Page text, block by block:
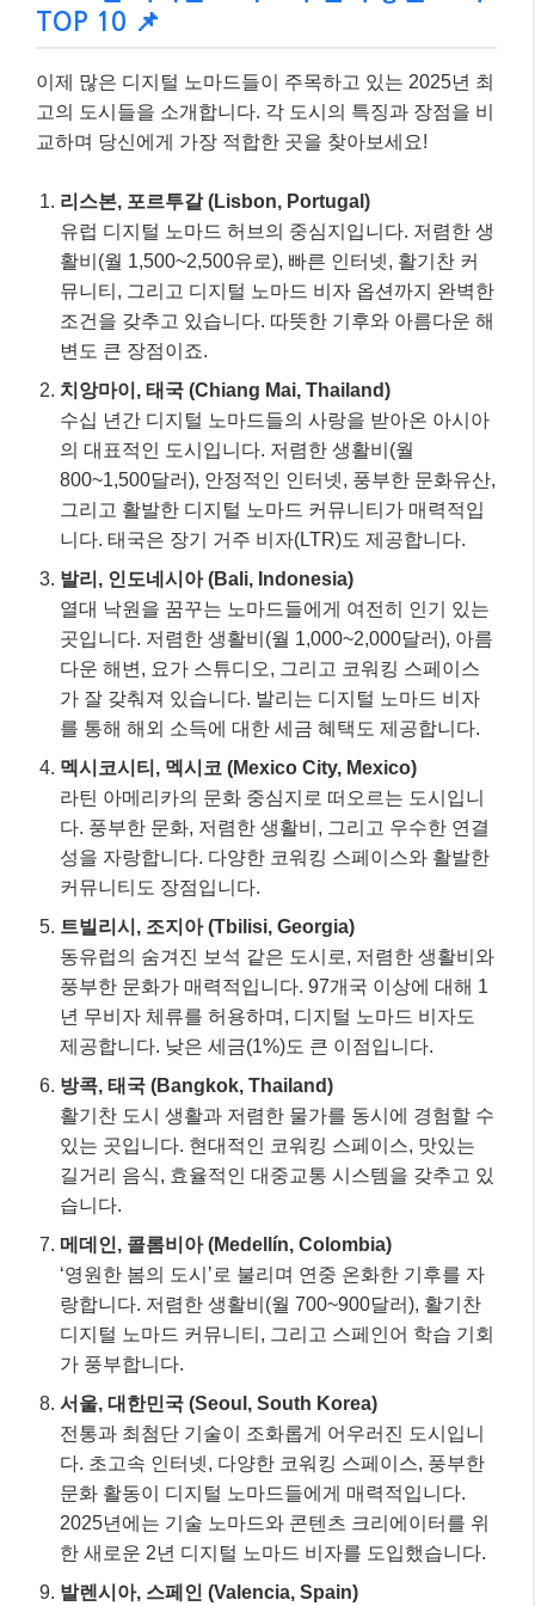
TOP 10 📌
이제 많은 디지털 노마드들이 주목하고 있는 2025년 최
고의 도시들을 소개합니다. 각 도시의 특징과 장점을 비
교하며 당신에게 가장 적합한 곳을 찾아보세요!
리스본, 포르투갈 (Lisbon, Portugal)
유럽 디지털 노마드 허브의 중심지입니다. 저렴한 생
활비(월 1,500~2,500유로), 빠른 인터넷, 활기찬 커
뮤니티, 그리고 디지털 노마드 비자 옵션까지 완벽한
조건을 갖추고 있습니다. 따뜻한 기후와 아름다운 해
변도 큰 장점이죠.
치앙마이, 태국 (Chiang Mai, Thailand)
수십 년간 디지털 노마드들의 사랑을 받아온 아시아
의 대표적인 도시입니다. 저렴한 생활비(월
800~1,500달러), 안정적인 인터넷, 풍부한 문화유산,
그리고 활발한 디지털 노마드 커뮤니티가 매력적입
니다. 태국은 장기 거주 비자(LTR)도 제공합니다.
발리, 인도네시아 (Bali, Indonesia)
열대 낙원을 꿈꾸는 노마드들에게 여전히 인기 있는
곳입니다. 저렴한 생활비(월 1,000~2,000달러), 아름
다운 해변, 요가 스튜디오, 그리고 코워킹 스페이스
가 잘 갖춰져 있습니다. 발리는 디지털 노마드 비자
를 통해 해외 소득에 대한 세금 혜택도 제공합니다.
멕시코시티, 멕시코 (Mexico City, Mexico)
라틴 아메리카의 문화 중심지로 떠오르는 도시입니
다. 풍부한 문화, 저렴한 생활비, 그리고 우수한 연결
성을 자랑합니다. 다양한 코워킹 스페이스와 활발한
커뮤니티도 장점입니다.
트빌리시, 조지아 (Tbilisi, Georgia)
동유럽의 숨겨진 보석 같은 도시로, 저렴한 생활비와
풍부한 문화가 매력적입니다. 97개국 이상에 대해 1
년 무비자 체류를 허용하며, 디지털 노마드 비자도
제공합니다. 낮은 세금(1%)도 큰 이점입니다.
방콕, 태국 (Bangkok, Thailand)
활기찬 도시 생활과 저렴한 물가를 동시에 경험할 수
있는 곳입니다. 현대적인 코워킹 스페이스, 맛있는
길거리 음식, 효율적인 대중교통 시스템을 갖추고 있
습니다.
메데인, 콜롬비아 (Medellín, Colombia)
‘영원한 봄의 도시’로 불리며 연중 온화한 기후를 자
랑합니다. 저렴한 생활비(월 700~900달러), 활기찬
디지털 노마드 커뮤니티, 그리고 스페인어 학습 기회
가 풍부합니다.
서울, 대한민국 (Seoul, South Korea)
전통과 최첨단 기술이 조화롭게 어우러진 도시입니
다. 초고속 인터넷, 다양한 코워킹 스페이스, 풍부한
문화 활동이 디지털 노마드들에게 매력적입니다.
2025년에는 기술 노마드와 콘텐츠 크리에이터를 위
한 새로운 2년 디지털 노마드 비자를 도입했습니다.
발렌시아, 스페인 (Valencia, Spain)